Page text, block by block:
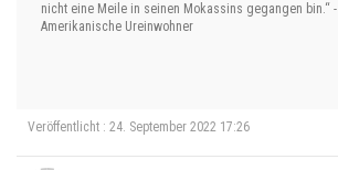
nicht eine Meile in seinen Mokassins gegangen bin.“ -
Amerikanische Ureinwohner
Veröffentlicht : 24. September 2022 17:26